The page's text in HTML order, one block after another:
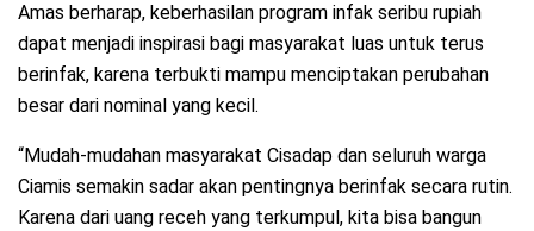
Amas berharap, keberhasilan program infak seribu rupiah
dapat menjadi inspirasi bagi masyarakat luas untuk terus
berinfak, karena terbukti mampu menciptakan perubahan
besar dari nominal yang kecil.
“Mudah-mudahan masyarakat Cisadap dan seluruh warga
Ciamis semakin sadar akan pentingnya berinfak secara rutin.
Karena dari uang receh yang terkumpul, kita bisa bangun